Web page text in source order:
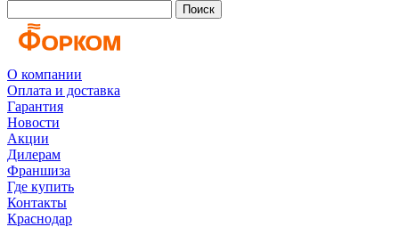
Поиск
О компании
Оплата и доставка
Гарантия
Новости
Акции
Дилерам
Франшиза
Где купить
Контакты
Краснодар